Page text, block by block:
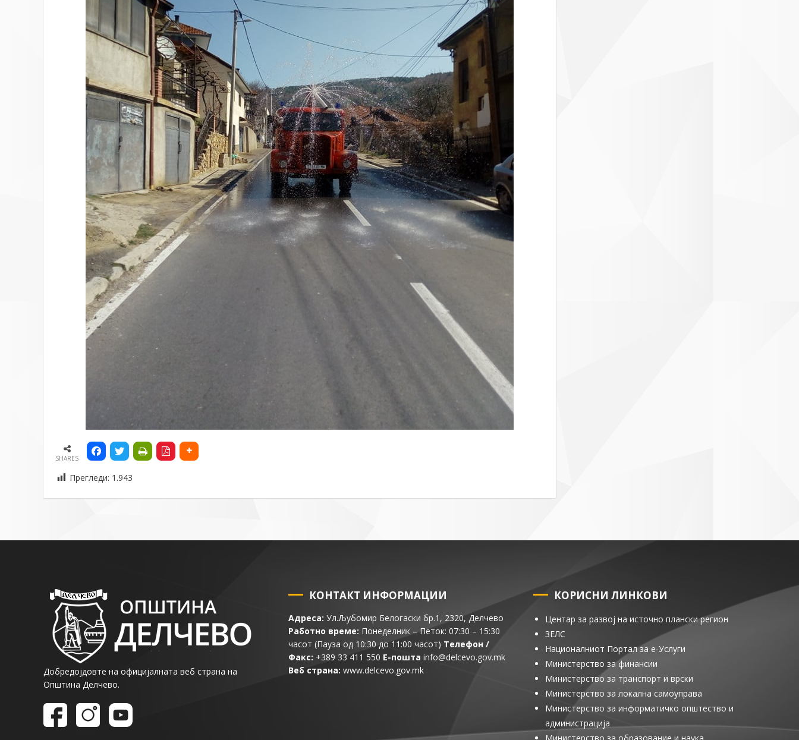
SHARES
Прегледи: 1.943
Добредојдовте на официјалната веб страна на
Општина Делчево.
КОНТАКТ ИНФОРМАЦИИ
Адреса: Ул.Љубомир Белогаски бр.1, 2320, Делчево
Работно време: Понеделник – Петок: 07:30 – 15:30
часот (Пауза од 10:30 до 11:00 часот) Телефон /
Факс: +389 33 411 550 Е-пошта info@delcevo.gov.mk
Веб страна: www.delcevo.gov.mk
КОРИСНИ ЛИНКОВИ
Центар за развој на источно плански регион
ЗЕЛС
Националниот Портал за е-Услуги
Министерство за финансии
Министерство за транспорт и врски
Министерство за локална самоуправа
Министерство за информатичко општество и
администрација